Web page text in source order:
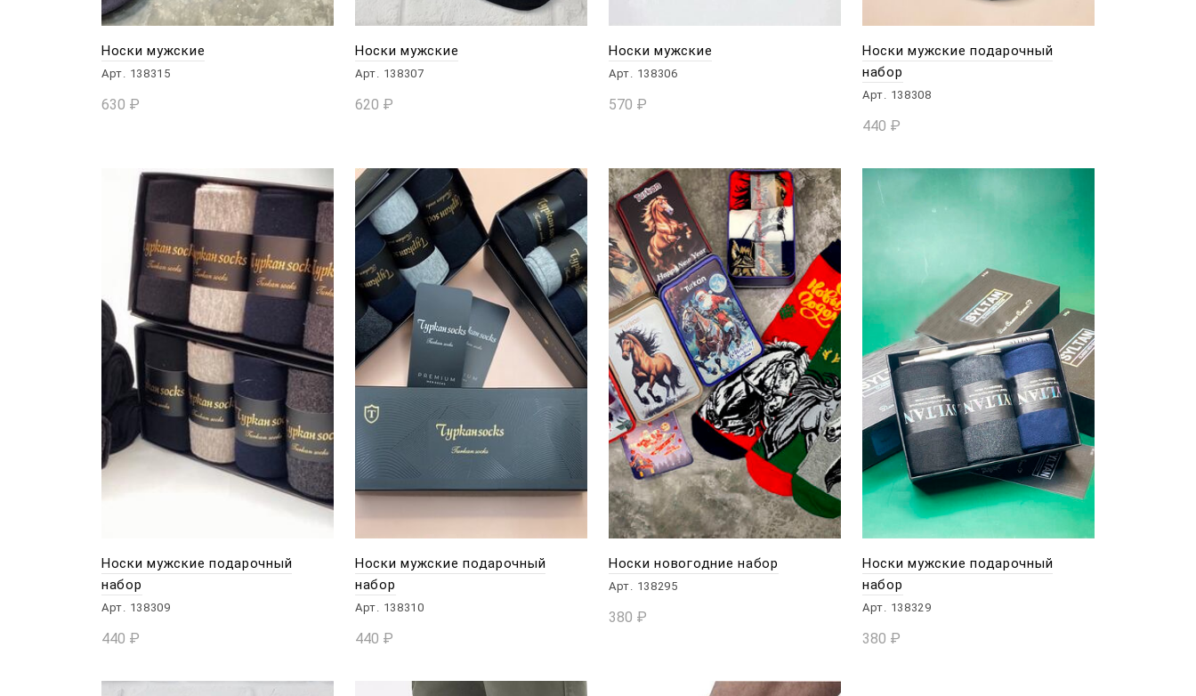
Носки мужские
Арт. 138315
630 ₽
Носки мужские
Арт. 138307
620 ₽
Носки мужские
Арт. 138306
570 ₽
Носки мужские подарочный
набор
Арт. 138308
440 ₽
Носки мужские подарочный
набор
Арт. 138309
440 ₽
Носки мужские подарочный
набор
Арт. 138310
440 ₽
Носки новогодние набор
Арт. 138295
380 ₽
Носки мужские подарочный
набор
Арт. 138329
380 ₽